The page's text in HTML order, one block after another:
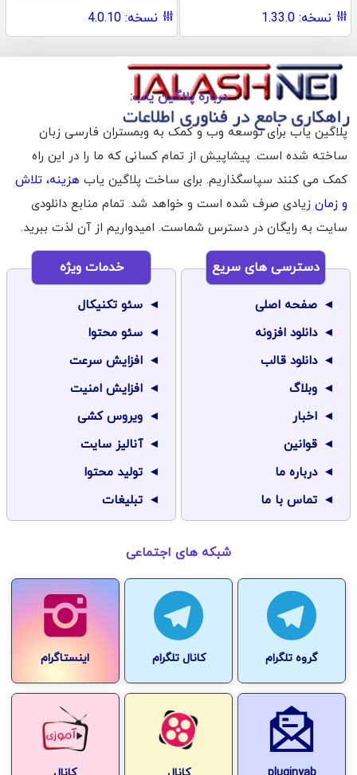
نسخه: 1.33.0 نسخه: 4.0.10
درباره پلاگین یاب:
پلاگین یاب برای توسعه وب و کمک به وبمستران فارسی زبان
ساخته شده است. پیشاپیش از تمام کسانی که ما را در این راه
کمک می کنند سپاسگذاریم. برای ساخت پلاگین یاب هزینه، تلاش
و زمان زیادی صرف شده است و خواهد شد. تمام منابع دانلودی
سایت به رایگان در دسترس شماست. امیدواریم از آن لذت ببرید.
دسترسی های سریع
صفحه اصلی
دانلود افزونه
دانلود قالب
وبلاگ
اخبار
قوانین
درباره ما
تماس با ما
خدمات ویژه
سئو تکنیکال
سئو محتوا
افزایش سرعت
افزایش امنیت
ویروس کشی
آنالیز سایت
تولید محتوا
تبلیغات
شبکه های اجتماعی
گروه تلگرام کانال تلگرام اینستاگرام